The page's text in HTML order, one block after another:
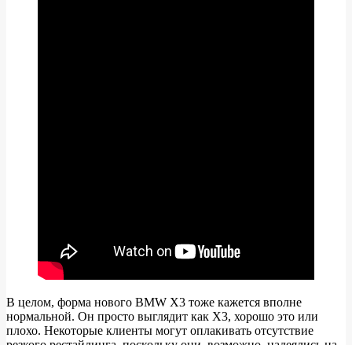
В целом, форма нового BMW X3 тоже кажется вполне
нормальной. Он просто выглядит как X3, хорошо это или
плохо. Некоторые клиенты могут оплакивать отсутствие